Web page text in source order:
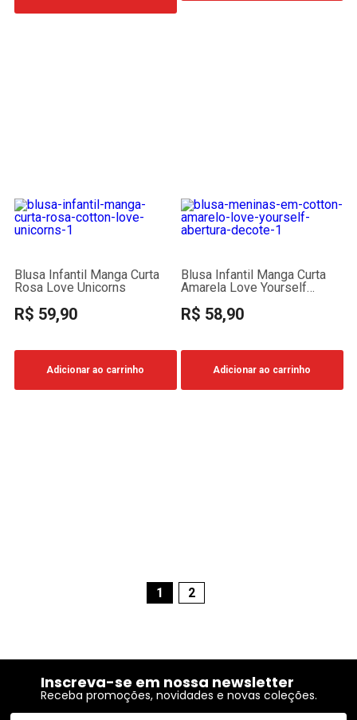
Blusa Infantil Manga Curta
Rosa Love Unicorns
R$ 59,90
Adicionar ao carrinho
Blusa Infantil Manga Curta
Amarela Love Yourself
R$ 58,90
Adicionar ao carrinho
1 2
Inscreva-se em nossa newsletter
Receba promoções, novidades e novas coleções.